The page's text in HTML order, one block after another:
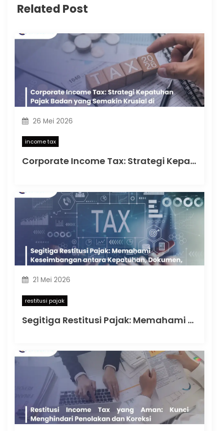
Related Post
26 Mei 2026
income tax
Corporate Income Tax: Strategi Kepatuhan Pajak Badan yang Semakin Krusial di Indonesia
21 Mei 2026
restitusi pajak
Segitiga Restitusi Pajak: Memahami Keseimbangan antara Kepatuhan, Dokumen, dan Pemeriksaan